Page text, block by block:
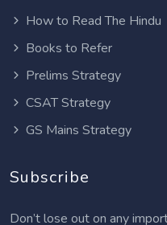
How to Read The Hindu
Books to Refer
Prelims Strategy
CSAT Strategy
GS Mains Strategy
Subscribe
Don’t lose out on any